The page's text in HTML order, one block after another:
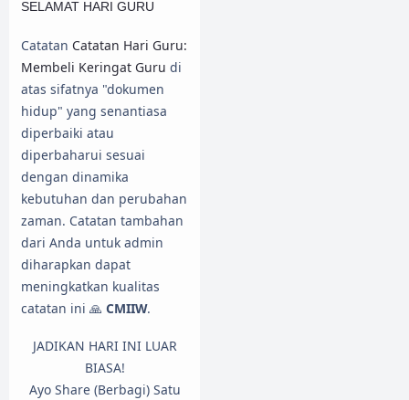
SELAMAT HARI GURU
Catatan Catatan Hari Guru:
Membeli Keringat Guru di
atas sifatnya "dokumen
hidup" yang senantiasa
diperbaiki atau
diperbaharui sesuai
dengan dinamika
kebutuhan dan perubahan
zaman. Catatan tambahan
dari Anda untuk admin
diharapkan dapat
meningkatkan kualitas
catatan ini 🙏 CMIIW.
JADIKAN HARI INI LUAR
BIASA!
Ayo Share (Berbagi) Satu